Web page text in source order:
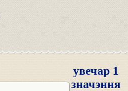
увечар 1
значэння